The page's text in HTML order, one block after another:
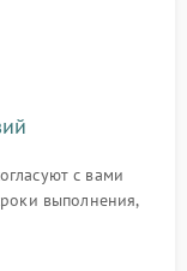
с вами
выполнения,